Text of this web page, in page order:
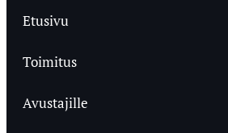
Etusivu
Toimitus
Avustajille